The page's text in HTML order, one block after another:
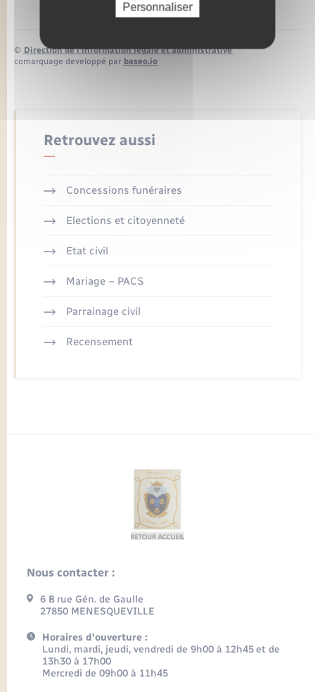
© Direction de l’information légale et administrative
comarquage developpé par baseo.io
Retrouvez aussi
Concessions funéraires
Elections et citoyenneté
Etat civil
Mariage – PACS
Parrainage civil
Recensement
Nous contacter :
6 B rue Gén. de Gaulle
27850 MENESQUEVILLE
Horaires d'ouverture :
Lundi, mardi, jeudi, vendredi de 9h00 à 12h45 et de
13h30 à 17h00
Mercredi de 09h00 à 11h45
Personnaliser